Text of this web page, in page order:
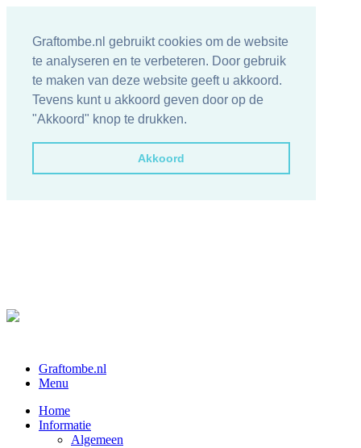
Graftombe.nl gebruikt cookies om de website
te analyseren en te verbeteren. Door gebruik
te maken van deze website geeft u akkoord.
Tevens kunt u akkoord geven door op de
"Akkoord" knop te drukken.
Akkoord
Graftombe.nl
Menu
Home
Informatie
Algemeen